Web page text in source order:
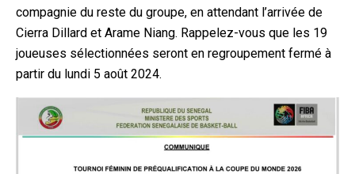
compagnie du reste du groupe, en attendant l’arrivée de
Cierra Dillard et Arame Niang. Rappelez-vous que les 19
joueuses sélectionnées seront en regroupement fermé à
partir du lundi 5 août 2024.